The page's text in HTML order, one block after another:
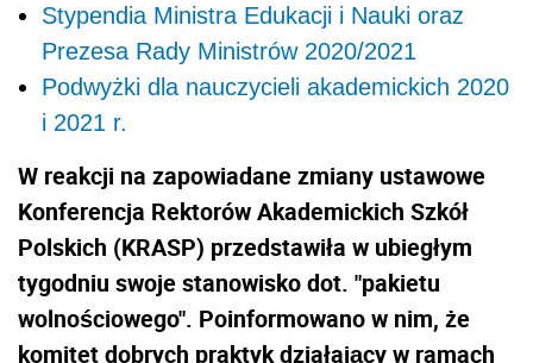
Stypendia Ministra Edukacji i Nauki oraz
Prezesa Rady Ministrów 2020/2021
Podwyżki dla nauczycieli akademickich 2020
i 2021 r.
W reakcji na zapowiadane zmiany ustawowe
Konferencja Rektorów Akademickich Szkół
Polskich (KRASP) przedstawiła w ubiegłym
tygodniu swoje stanowisko dot. "pakietu
wolnościowego". Poinformowano w nim, że
komitet dobrych praktyk działający w ramach